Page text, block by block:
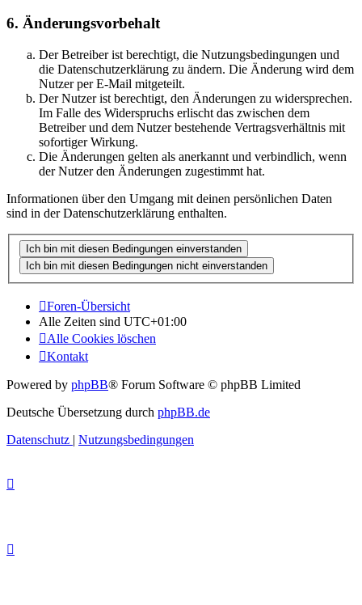
6. Änderungsvorbehalt
Der Betreiber ist berechtigt, die Nutzungsbedingungen und
die Datenschutzerklärung zu ändern. Die Änderung wird dem
Nutzer per E-Mail mitgeteilt.
Der Nutzer ist berechtigt, den Änderungen zu widersprechen.
Im Falle des Widerspruchs erlischt das zwischen dem
Betreiber und dem Nutzer bestehende Vertragsverhältnis mit
sofortiger Wirkung.
Die Änderungen gelten als anerkannt und verbindlich, wenn
der Nutzer den Änderungen zugestimmt hat.
Informationen über den Umgang mit deinen persönlichen Daten
sind in der Datenschutzerklärung enthalten.
Foren-Übersicht
Alle Zeiten sind UTC+01:00
Alle Cookies löschen
Kontakt
Powered by phpBB® Forum Software © phpBB Limited
Deutsche Übersetzung durch phpBB.de
Datenschutz | Nutzungsbedingungen